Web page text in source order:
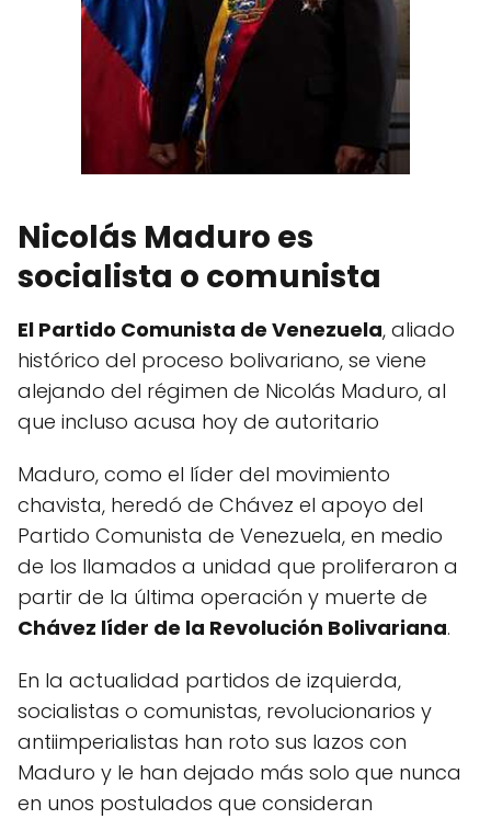
Nicolás Maduro es
socialista o comunista
El Partido Comunista de Venezuela, aliado
histórico del proceso bolivariano, se viene
alejando del régimen de Nicolás Maduro, al
que incluso acusa hoy de autoritario
Maduro, como el líder del movimiento
chavista, heredó de Chávez el apoyo del
Partido Comunista de Venezuela, en medio
de los llamados a unidad que proliferaron a
partir de la última operación y muerte de
Chávez líder de la Revolución Bolivariana.
En la actualidad partidos de izquierda,
socialistas o comunistas, revolucionarios y
antiimperialistas han roto sus lazos con
Maduro y le han dejado más solo que nunca
en unos postulados que consideran